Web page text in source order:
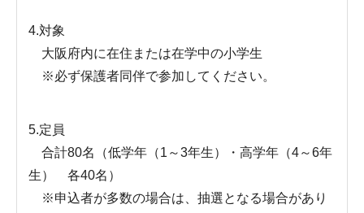
4.対象
大阪府内に在住または在学中の小学生
※必ず保護者同伴で参加してください。
5.定員
合計80名（低学年（1～3年生）・高学年（4～6年
生） 各40名）
※申込者が多数の場合は、抽選となる場合があり